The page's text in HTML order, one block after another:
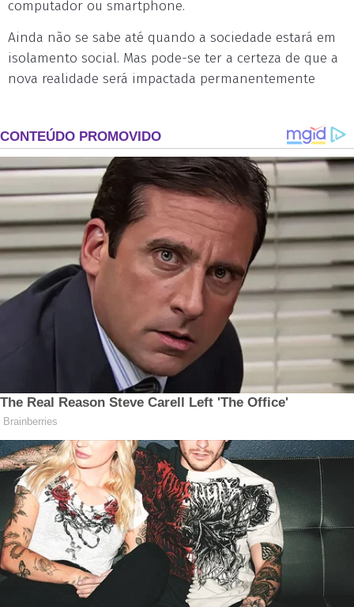
computador ou smartphone.
Ainda não se sabe até quando a sociedade estará em
isolamento social. Mas pode-se ter a certeza de que a
nova realidade será impactada permanentemente